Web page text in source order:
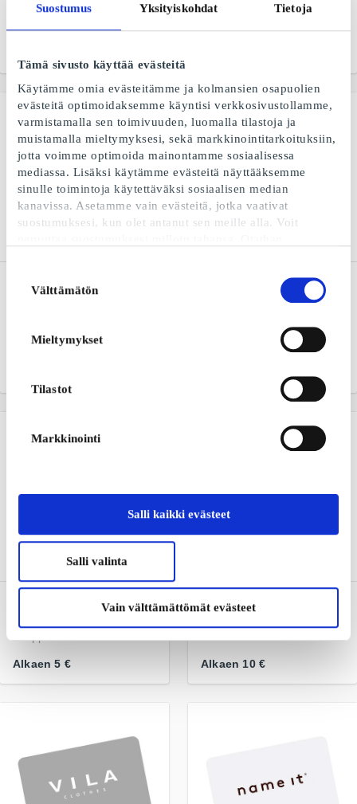
Suostumus Yksityiskohdat Tietoja
Tämä sivusto käyttää evästeitä
Käytämme omia evästeitämme ja kolmansien osapuolien
evästeitä optimoidaksemme käyntisi verkkosivustollamme,
varmistamalla sen toimivuuden, luomalla tilastoja ja
muistamalla mieltymyksesi, sekä markkinointitarkoituksiin,
jotta voimme optimoida mainontamme sosiaalisessa
mediassa. Lisäksi käytämme evästeitä näyttääksemme
sinulle toimintoja käytettäväksi sosiaalisen median
kanavissa. Asetamme vain evästeitä, jotka vaativat
suostumuksesi, kun olet antanut sen meille alla. Voit
suostumuksesi. Kun käytämme evästeitä, käsittelemme IP-
osoitettasi lyhyesti. IP-osoite voidaan jakaa sosiaalisen
Voit lukea lisää evästeiden käytöstämme ja siihen
valinta
Välttämätön
Mieltymykset
Tilastot
Markkinointi
Salli kaikki evästeet
Salli valinta
Vain välttämättömät evästeet
hetkiin
elokuvansa ja joka
Fashioncheque FI
monille kauppaketjuille ja
verkkokaupoille
Vero Moda FI Lahjakortti
Alkaen 5 €
Jack & Jones FI
Lahjakortti
Alkaen 10 €